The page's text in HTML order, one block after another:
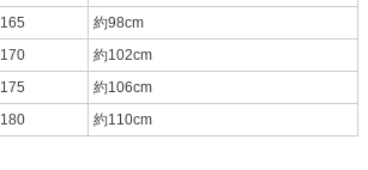
165
約98cm
170
約102cm
175
約106cm
180 約110cm